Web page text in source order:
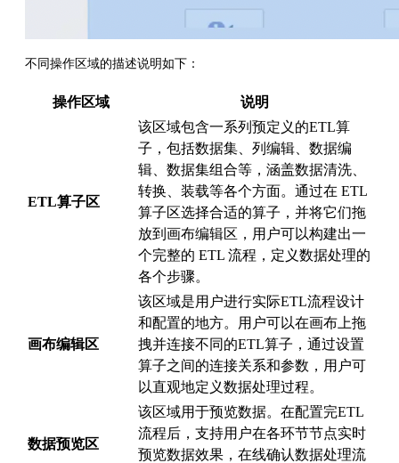
不同操作区域的描述说明如下：
操作区域 说明
ETL算子区
该区域包含一系列预定义的ETL算
子，包括数据集、列编辑、数据编
辑、数据集组合等，涵盖数据清洗、
转换、装载等各个方面。通过在 ETL
算子区选择合适的算子，并将它们拖
放到画布编辑区，用户可以构建出一
个完整的 ETL 流程，定义数据处理的
各个步骤。
画布编辑区
该区域是用户进行实际ETL流程设计
和配置的地方。用户可以在画布上拖
拽并连接不同的ETL算子，通过设置
算子之间的连接关系和参数，用户可
以直观地定义数据处理过程。
数据预览区
该区域用于预览数据。在配置完ETL
流程后，支持用户在各环节节点实时
预览数据效果，在线确认数据处理流